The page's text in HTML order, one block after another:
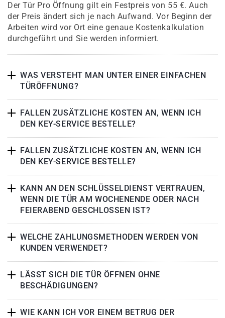
Der Tür Pro Öffnung gilt ein Festpreis von 55 €. Auch
der Preis ändert sich je nach Aufwand. Vor Beginn der
Arbeiten wird vor Ort eine genaue Kostenkalkulation
durchgeführt und Sie werden informiert.
WAS VERSTEHT MAN UNTER EINER EINFACHEN
TÜRÖFFNUNG?
FALLEN ZUSÄTZLICHE KOSTEN AN, WENN ICH
DEN KEY-SERVICE BESTELLE?
FALLEN ZUSÄTZLICHE KOSTEN AN, WENN ICH
DEN KEY-SERVICE BESTELLE?
KANN AN DEN SCHLÜSSELDIENST VERTRAUEN,
WENN DIE TÜR AM WOCHENENDE ODER NACH
FEIERABEND GESCHLOSSEN IST?
WELCHE ZAHLUNGSMETHODEN WERDEN VON
KUNDEN VERWENDET?
LÄSST SICH DIE TÜR ÖFFNEN OHNE
BESCHÄDIGUNGEN?
WIE KANN ICH VOR EINEM BETRUG DER